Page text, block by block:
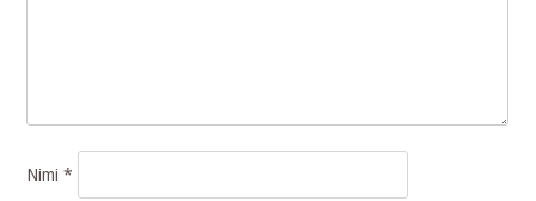
Nimi*